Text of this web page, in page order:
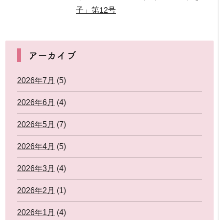
子」第12号
アーカイブ
2026年7月 (5)
2026年6月 (4)
2026年5月 (7)
2026年4月 (5)
2026年3月 (4)
2026年2月 (1)
2026年1月 (4)